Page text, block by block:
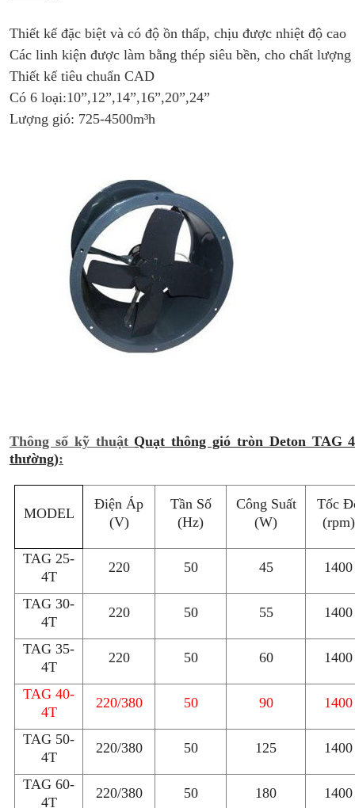
Thiết kế đặc biệt và có độ ồn thấp, chịu được nhiệt độ cao
Các linh kiện được làm bằng thép siêu bền, cho chất lượng
Thiết kế tiêu chuẩn CAD
Có 6 loại:10”,12”,14”,16”,20”,24”
Lượng gió: 725-4500m³h
Thông số kỹ thuật Quạt thông gió tròn Deton TAG
thường):
MODEL
Điện Áp
(V)
Tần Số
(Hz)
Công Suất
(W)
Tốc
(rpm)
TAG 25-
4T
220 50 45 1400
TAG 30-
4T
220 50 55 1400
TAG 35-
4T
220 50 60 1400
TAG 40-
4T
220/380 50 90 1400
TAG 50-
4T
220/380 50 125 1400
TAG 60-
4T
220/380 50 180 1400